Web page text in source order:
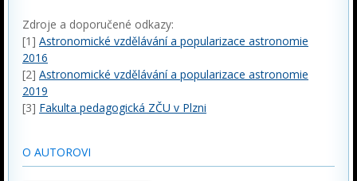
Zdroje a doporučené odkazy:
[1] Astronomické vzdělávání a popularizace astronomie
2016
[2] Astronomické vzdělávání a popularizace astronomie
2019
[3] Fakulta pedagogická ZČU v Plzni
O AUTOROVI